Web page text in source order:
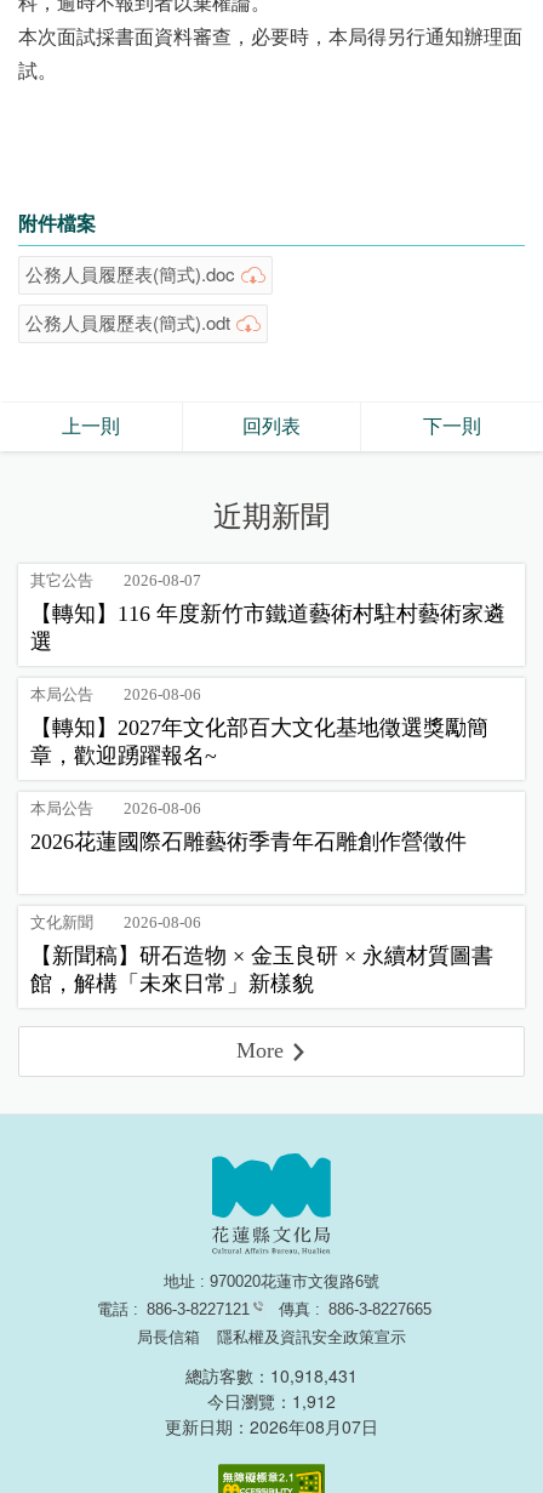
本次面試採書面資料審查，必要時，本局得另行通知辦理面
試。
附件檔案
公務人員履歷表(簡式).doc
公務人員履歷表(簡式).odt
上一則 回列表 下一則
近期新聞
其它公告 2026-08-07
【轉知】116 年度新竹市鐵道藝術村駐村藝術家遴
選
本局公告 2026-08-06
【轉知】2027年文化部百大文化基地徵選獎勵簡
章，歡迎踴躍報名~
本局公告 2026-08-06
2026花蓮國際石雕藝術季青年石雕創作營徵件
文化新聞 2026-08-06
【新聞稿】研石造物 × 金玉良研 × 永續材質圖書
館，解構「未來日常」新樣貌
More
地址 : 970020花蓮市文復路6號
電話 : 886-3-8227121 傳真 : 886-3-8227665
局長信箱
隱私權及資訊安全政策宣示
總訪客數：10,918,431
今日瀏覽：1,912
更新日期：2026年08月07日